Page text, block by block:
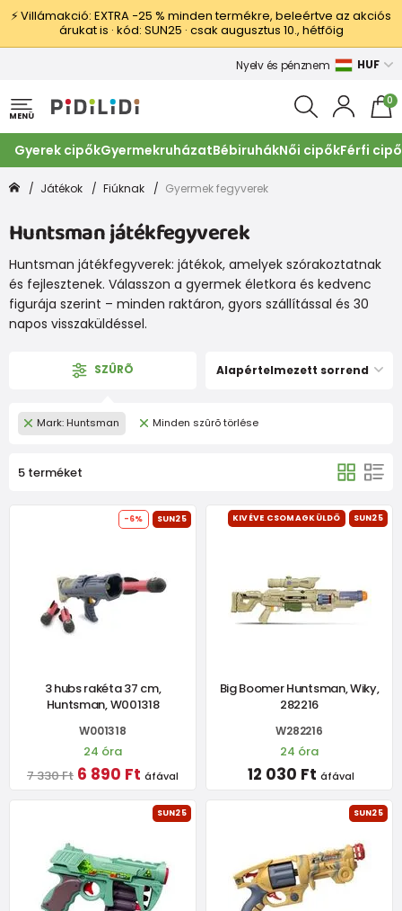
⚡ Villámakció: EXTRA −25 % minden termékre, beleértve az akciós
árukat is · kód: SUN25 · csak augusztus 10., hétfőig
Nyelv és pénznem HUF
MENÜ
0
Gyerek cipőkGyermekruházatBébiruhákNői cipőkFérfi
Játékok Fiúknak Gyermek fegyverek
Huntsman játékfegyverek
Huntsman játékfegyverek: játékok, amelyek szórakoztatnak
és fejlesztenek. Válasszon a gyermek életkora és kedvenc
figurája szerint – minden raktáron, gyors szállítással és 30
napos visszaküldéssel.
SZÛRÕ Alapértelmezett sorrend
Mark: Huntsman Minden szûrõ törlése
5 terméket
-6% SUN25
3 hubs rakéta 37 cm,
Huntsman, W001318
W001318
24 óra
7 330 Ft 6 890 Ft áfával
KIVÉVE CSOMAGKÜLDŐ SUN25
Big Boomer Huntsman, Wiky,
282216
W282216
24 óra
12 030 Ft áfával
SUN25 SUN25